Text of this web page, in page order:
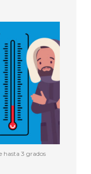
hasta 3 grados